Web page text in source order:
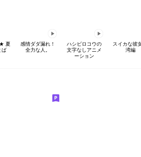
夏
ば
感情ダダ漏れ！
全力な人。
ハシビロコウの
文字なしアニメ
ーション
スイカな彼
湾編